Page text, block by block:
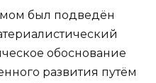
был подведён
обоснование
развития путём